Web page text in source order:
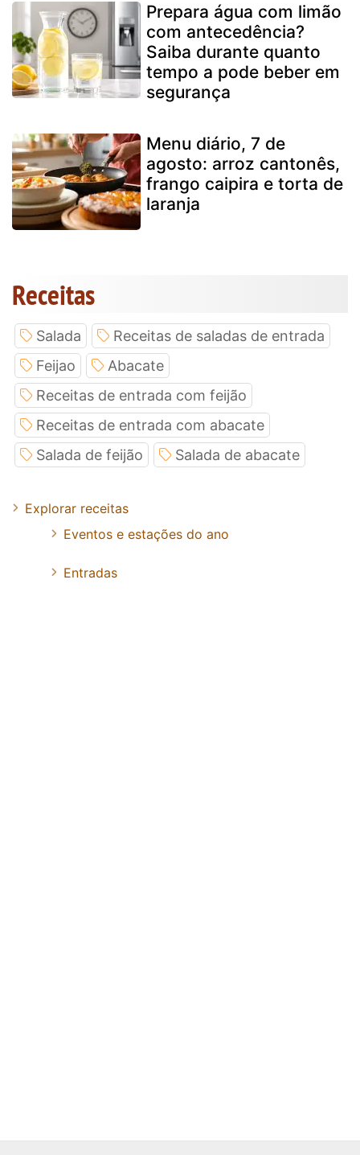
Prepara água com limão
com antecedência?
Saiba durante quanto
tempo a pode beber em
segurança
Menu diário, 7 de
agosto: arroz cantonês,
frango caipira e torta de
laranja
Receitas
Salada
Receitas de saladas de entrada
Feijao
Abacate
Receitas de entrada com feijão
Receitas de entrada com abacate
Salada de feijão
Salada de abacate
Explorar receitas
Eventos e estações do ano
Entradas